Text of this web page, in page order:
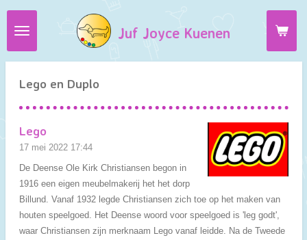
Ga
direct
de
Juf Joyce Kuenen
Lego en Duplo
Lego
17 mei 2022 17:44
De Deense Ole Kirk Christiansen begon in
1916 een eigen meubelmakerij het het dorp
Billund. Vanaf 1932 legde Christiansen zich toe op het maken van
houten speelgoed. Het Deense woord voor speelgoed is 'leg godt',
waar Christiansen zijn merknaam Lego vanaf leidde. Na de Tweede